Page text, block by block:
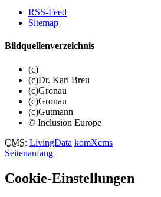
RSS-Feed
Sitemap
Bildquellenverzeichnis
(c)
(c)Dr. Karl Breu
(c)Gronau
(c)Gronau
(c)Gutmann
© Inclusion Europe
CMS: LivingData komXcms
Seitenanfang
Cookie-Einstellungen